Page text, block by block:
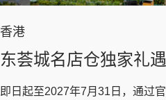
香港
东荟城名店仓独家礼遇
即日起至2027年7月31日，通过官